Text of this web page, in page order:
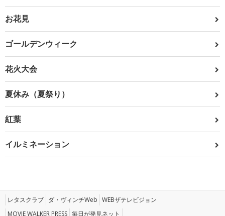
お花見
ゴールデンウィーク
花火大会
夏休み（夏祭り）
紅葉
イルミネーション
レタスクラブ ダ・ヴィンチWeb WEBザテレビジョン
MOVIE WALKER PRESS 毎日が発見ネット